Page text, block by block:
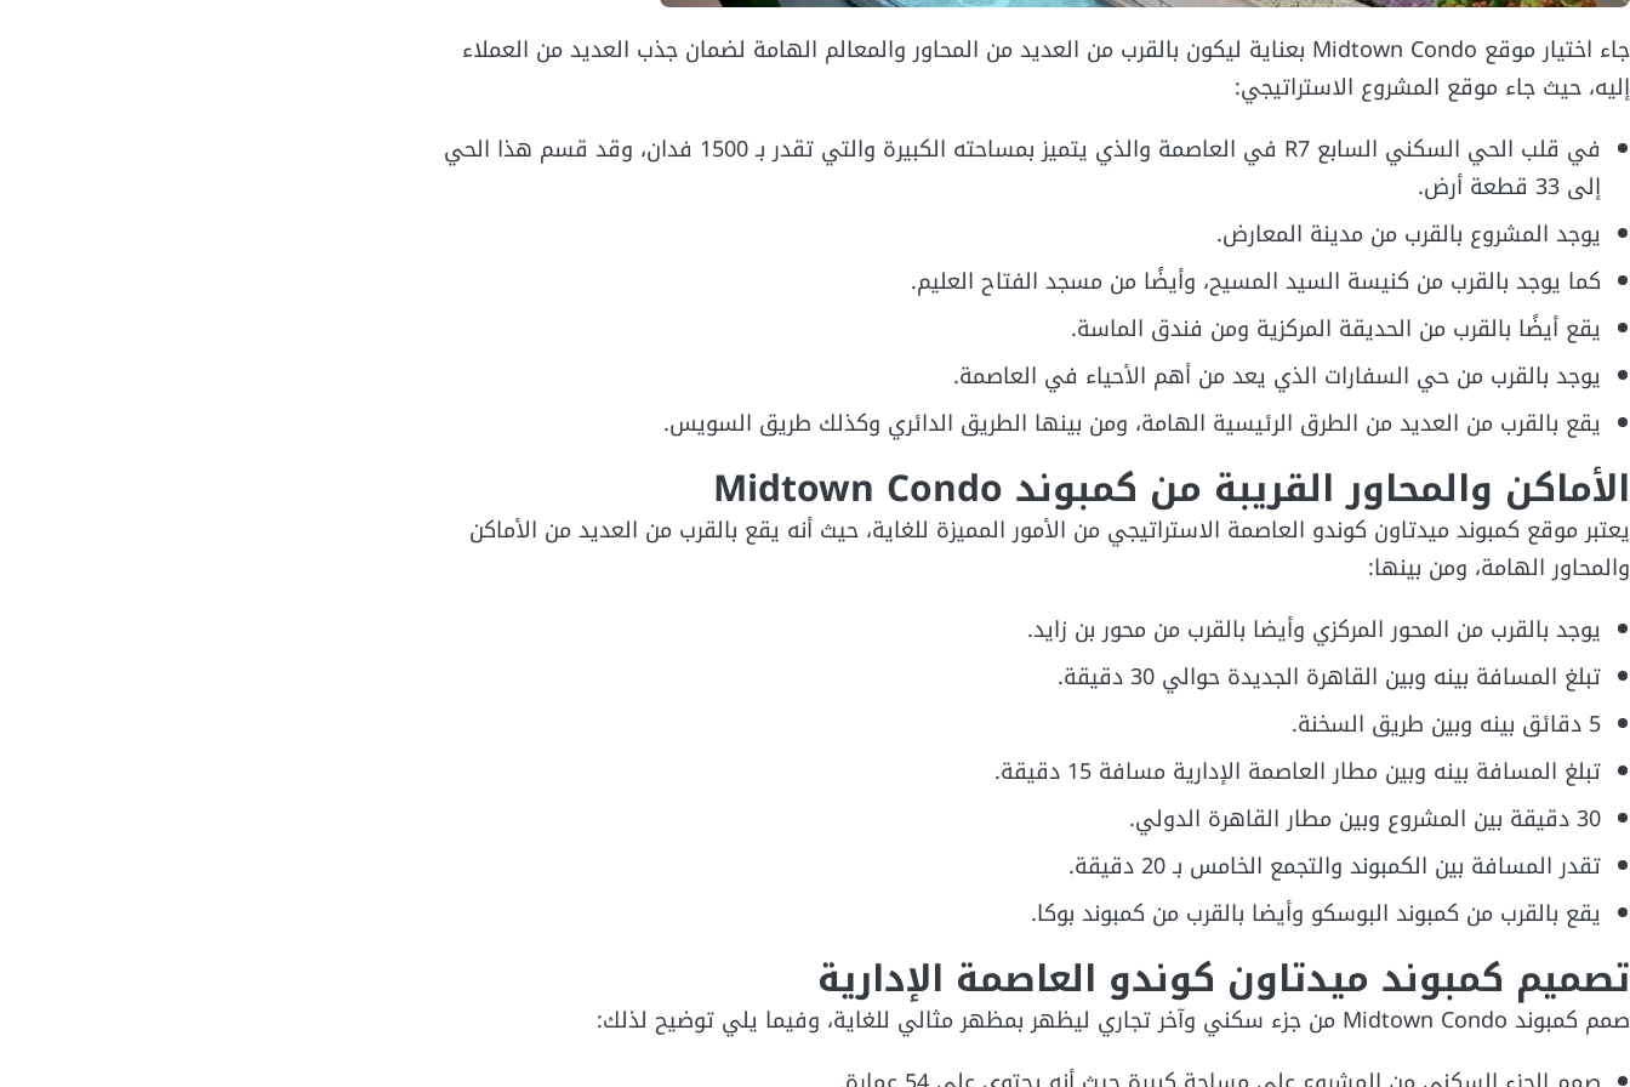
جاء اختيار موقع Midtown Condo بعناية ليكون بالقرب من العديد من المحاور والمعالم الهامة لضمان جذب العديد من العملاء
إليه، حيث جاء موقع المشروع الاستراتيجي:
في قلب الحي السكني السابع R7 في العاصمة والذي يتميز بمساحته الكبيرة والتي تقدر بـ 1500 فدان، وقد قسم هذا الحي
إلى 33 قطعة أرض.
يوجد المشروع بالقرب من مدينة المعارض.
كما يوجد بالقرب من كنيسة السيد المسيح، وأيضًا من مسجد الفتاح العليم.
يقع أيضًا بالقرب من الحديقة المركزية ومن فندق الماسة.
يوجد بالقرب من حي السفارات الذي يعد من أهم الأحياء في العاصمة.
يقع بالقرب من العديد من الطرق الرئيسية الهامة، ومن بينها الطريق الدائري وكذلك طريق السويس.
الأماكن والمحاور القريبة من كمبوند Midtown Condo
يعتبر موقع كمبوند ميدتاون كوندو العاصمة الاستراتيجي من الأمور المميزة للغاية، حيث أنه يقع بالقرب من العديد من الأماكن
والمحاور الهامة، ومن بينها:
يوجد بالقرب من المحور المركزي وأيضا بالقرب من محور بن زايد.
تبلغ المسافة بينه وبين القاهرة الجديدة حوالي 30 دقيقة.
5 دقائق بينه وبين طريق السخنة.
تبلغ المسافة بينه وبين مطار العاصمة الإدارية مسافة 15 دقيقة.
30 دقيقة بين المشروع وبين مطار القاهرة الدولي.
تقدر المسافة بين الكمبوند والتجمع الخامس بـ 20 دقيقة.
يقع بالقرب من كمبوند البوسكو وأيضا بالقرب من كمبوند بوكا.
تصميم كمبوند ميدتاون كوندو العاصمة الإدارية
صمم كمبوند Midtown Condo من جزء سكني وآخر تجاري ليظهر بمظهر مثالي للغاية، وفيما يلي توضيح لذلك: